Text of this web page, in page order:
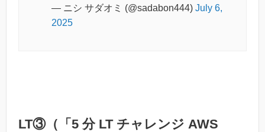
— ニシ サダオミ (@sadabon444) July 6,
2025
LT③（「5 分 LT チャレンジ AWS